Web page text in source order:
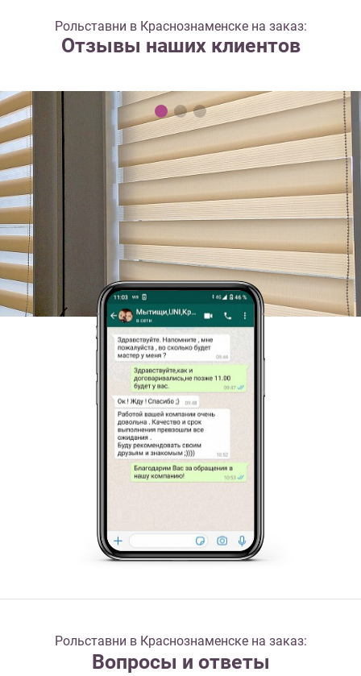
Рольставни в Краснознаменске на заказ:
Отзывы наших клиентов
Рольставни в Краснознаменске на заказ:
Вопросы и ответы